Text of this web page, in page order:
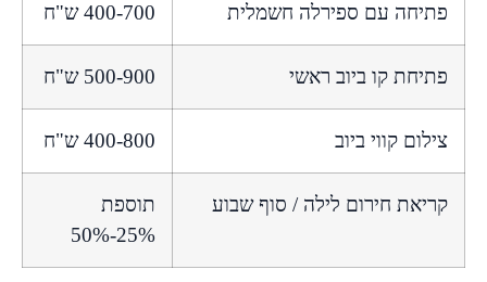
פתיחה עם ספירלה חשמלית 400-700 ש"ח
פתיחת קו ביוב ראשי 500-900 ש"ח
צילום קווי ביוב 400-800 ש"ח
קריאת חירום לילה / סוף שבוע
תוספת
25%-50%